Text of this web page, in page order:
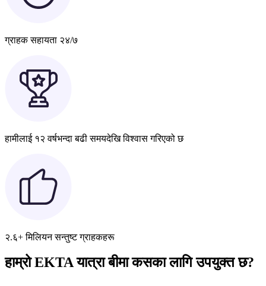
ग्राहक सहायता २४/७
हामीलाई १२ वर्षभन्दा बढी समयदेखि विश्वास गरिएको छ
२.६+ मिलियन सन्तुष्ट ग्राहकहरू
हाम्रो EKTA यात्रा बीमा कसका लागि उपयुक्त छ?